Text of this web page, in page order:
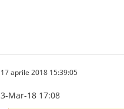
17 aprile 2018 15:39:05
3-Mar-18 17:08